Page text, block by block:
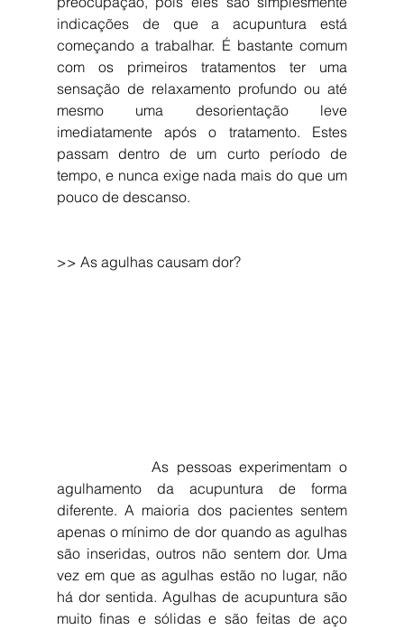
indicações de que a acupuntura está
começando a trabalhar. É bastante comum
com os primeiros tratamentos ter uma
sensação de relaxamento profundo ou até
mesmo uma desorientação leve
imediatamente após o tratamento. Estes
passam dentro de um curto período de
tempo, e nunca exige nada mais do que um
pouco de descanso.
>> As agulhas causam dor?
agulhamento da acupuntura de forma
diferente. A maioria dos pacientes sentem
apenas o mínimo de dor quando as agulhas
são inseridas, outros não sentem dor. Uma
vez em que as agulhas estão no lugar, não
há dor sentida. Agulhas de acupuntura são
muito finas e sólidas e são feitas de aço